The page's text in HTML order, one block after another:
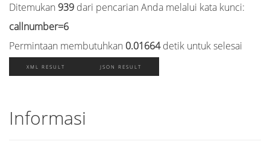
Ditemukan 939 dari pencarian Anda melalui kata kunci:
callnumber=6
Permintaan membutuhkan 0.01664detik untuk selesai
XML RESULT JSON RESULT
Informasi